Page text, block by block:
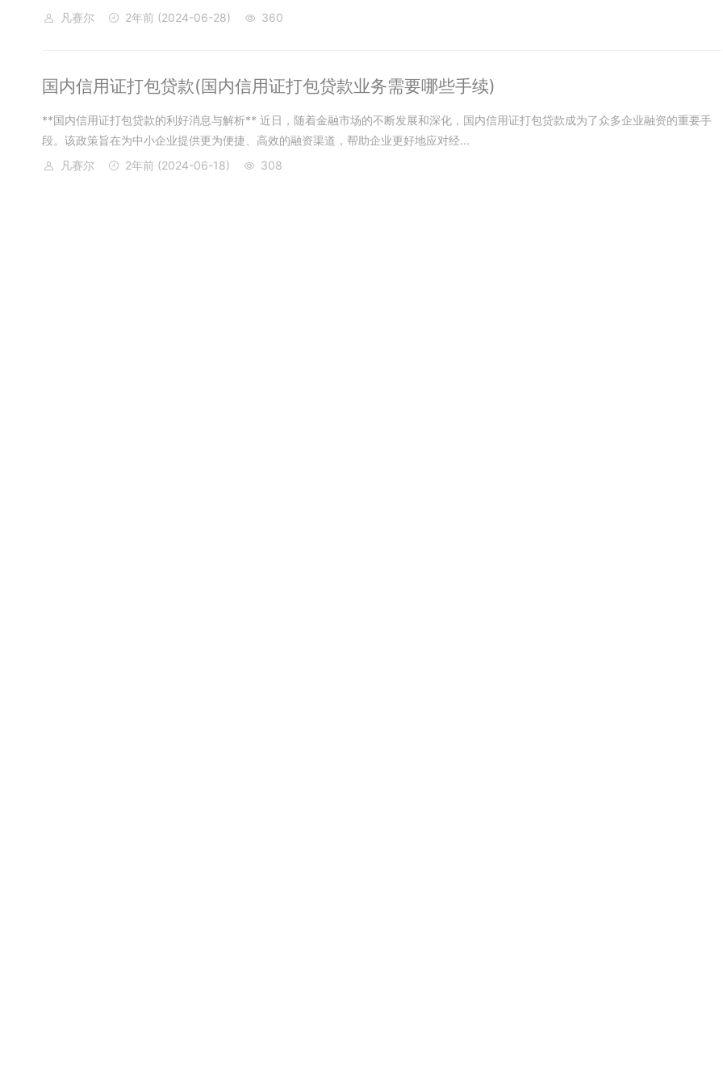
凡赛尔
2年前 (2024-06-28) 360
国内信用证打包贷款(国内信用证打包贷款业务需要哪些手续)
**国内信用证打包贷款的利好消息与解析** 近日，随着金融市场的不断发展和深化，国内信用证打包贷款成为了众多企业融资的重要手
段。该政策旨在为中小企业提供更为便捷、高效的融资渠道，帮助企业更好地应对经...
凡赛尔
2年前 (2024-06-18) 308